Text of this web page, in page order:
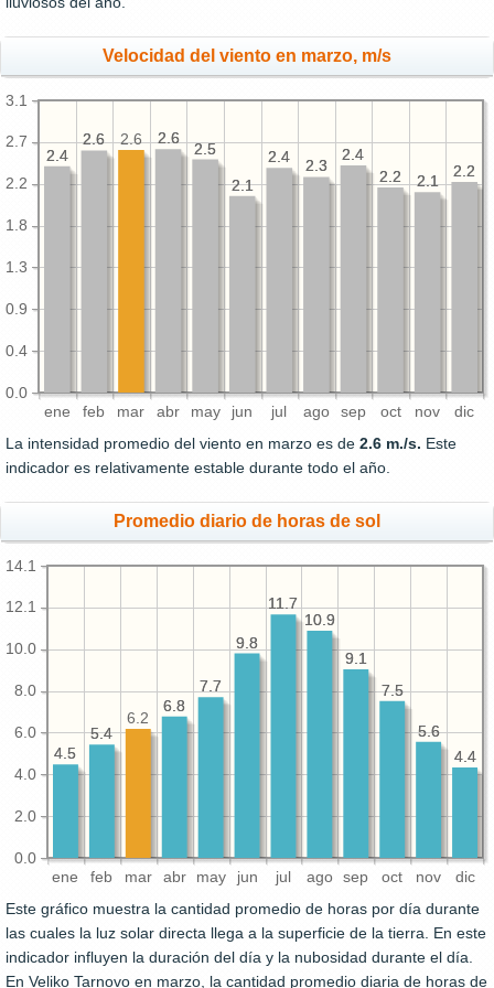
Velocidad del viento en marzo, m/s
ene feb mar abr may jun jul ago sep oct nov dic
0.0
0.4
0.9
1.3
1.8
2.2
2.7
3.1
2.2
2.1
2.2
2.4
2.3
2.4
2.1
2.5
2.6
2.6
2.4
2.2
2.1
2.2
2.4
2.3
2.4
2.1
2.5
2.6
2.6
2.6
2.4
La intensidad promedio del viento en marzo es de 2.6 m./s. Este
indicador es relativamente estable durante todo el año.
Promedio diario de horas de sol
ene feb mar abr may jun jul ago sep oct nov dic
0.0
2.0
4.0
6.0
8.0
10.0
12.1
14.1
4.4
5.6
7.5
9.1
10.9
11.7
9.8
7.7
6.8
5.4
4.5
4.4
5.6
7.5
9.1
10.9
11.7
9.8
7.7
6.8
6.2
5.4
4.5
Este gráfico muestra la cantidad promedio de horas por día durante
las cuales la luz solar directa llega a la superficie de la tierra. En este
indicador influyen la duración del día y la nubosidad durante el día.
En Veliko Tarnovo en marzo, la cantidad promedio diaria de horas de